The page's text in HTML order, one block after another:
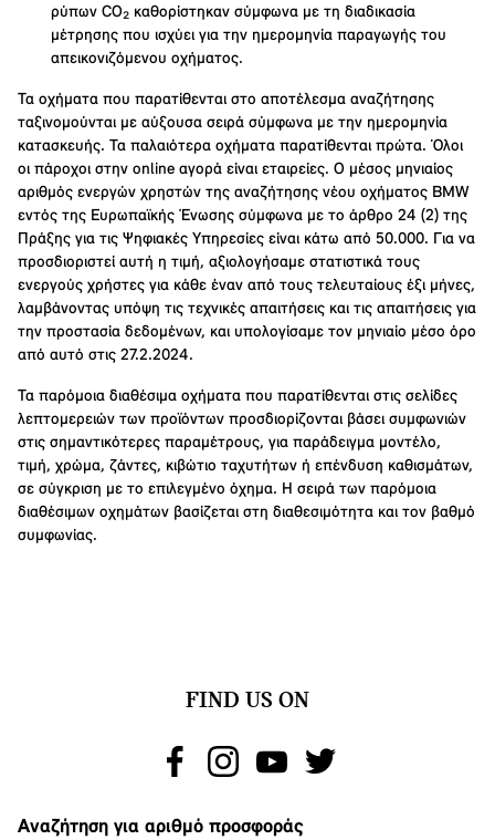
ρύπων CO₂ καθορίστηκαν σύμφωνα με τη διαδικασία
μέτρησης που ισχύει για την ημερομηνία παραγωγής του
απεικονιζόμενου οχήματος.
Τα οχήματα που παρατίθενται στο αποτέλεσμα αναζήτησης
ταξινομούνται με αύξουσα σειρά σύμφωνα με την ημερομηνία
κατασκευής. Τα παλαιότερα οχήματα παρατίθενται πρώτα. Όλοι
οι πάροχοι στην online αγορά είναι εταιρείες. Ο μέσος μηνιαίος
αριθμός ενεργών χρηστών της αναζήτησης νέου οχήματος BMW
εντός της Ευρωπαϊκής Ένωσης σύμφωνα με το άρθρο 24 (2) της
Πράξης για τις Ψηφιακές Υπηρεσίες είναι κάτω από 50.000. Για να
προσδιοριστεί αυτή η τιμή, αξιολογήσαμε στατιστικά τους
ενεργούς χρήστες για κάθε έναν από τους τελευταίους έξι μήνες,
λαμβάνοντας υπόψη τις τεχνικές απαιτήσεις και τις απαιτήσεις για
την προστασία δεδομένων, και υπολογίσαμε τον μηνιαίο μέσο όρο
από αυτό στις 27.2.2024.
Τα παρόμοια διαθέσιμα οχήματα που παρατίθενται στις σελίδες
λεπτομερειών των προϊόντων προσδιορίζονται βάσει συμφωνιών
στις σημαντικότερες παραμέτρους, για παράδειγμα μοντέλο,
τιμή, χρώμα, ζάντες, κιβώτιο ταχυτήτων ή επένδυση καθισμάτων,
σε σύγκριση με το επιλεγμένο όχημα. Η σειρά των παρόμοια
διαθέσιμων οχημάτων βασίζεται στη διαθεσιμότητα και τον βαθμό
συμφωνίας.
FIND US ON
Αναζήτηση για αριθμό προσφοράς